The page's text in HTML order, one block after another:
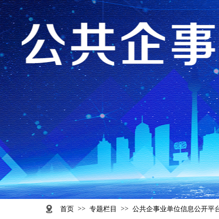
首页 >> 专题栏目 >> 公共企事业单位信息公开平